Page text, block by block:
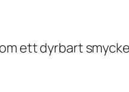
ett dyrbart